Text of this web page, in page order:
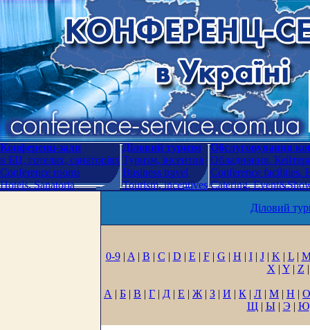
Конференц-зали
в БЦ, готелях, санаторіях
Conference rooms
Hotels. Sanatoria
Діловий туризм
Туризм, інсентив
Business travel
Tourism, incentives
Обслуговування
Обладнання.
Conference facilities.
Catering.
Діловий
0-9| A | B | C | D | E | F| G | H | I| J| K | L|
X | Y| Z |
А | Б | В | Г | Д | Е | Ж | З | И | К | Л | М | Н | О
Щ| Ы| Э | Ю